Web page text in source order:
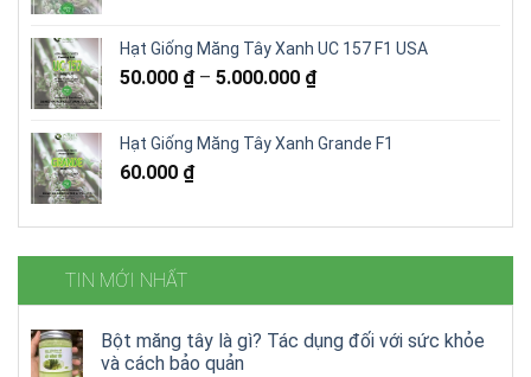
Hạt Giống Măng Tây Xanh UC 157 F1 USA
50.000 ₫– 5.000.000 ₫
Hạt Giống Măng Tây Xanh Grande F1
60.000 ₫
TIN MỚI NHẤT
Bột măng tây là gì? Tác dụng đối với sức khỏe
và cách bảo quản